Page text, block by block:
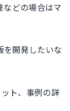
などの場合はマ
を開発したいな
ト、事例の詳